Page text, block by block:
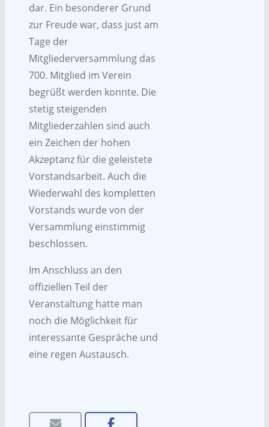
dar. Ein besonderer Grund
zur Freude war, dass just am
Tage der
Mitgliederversammlung das
700. Mitglied im Verein
begrüßt werden konnte. Die
stetig steigenden
Mitgliederzahlen sind auch
ein Zeichen der hohen
Akzeptanz für die geleistete
Vorstandsarbeit. Auch die
Wiederwahl des kompletten
Vorstands wurde von der
Versammlung einstimmig
beschlossen.
Im Anschluss an den
offiziellen Teil der
Veranstaltung hatte man
noch die Möglichkeit für
interessante Gespräche und
eine regen Austausch.